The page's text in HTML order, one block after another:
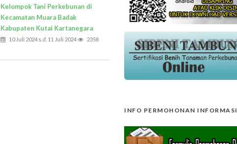
Kelompok Tani Perkebunan di
Kecamatan Muara Badak
Kabupaten Kutai Kartanegara
10 Juli 2024 s.d. 11 Juli 2024 2358
INFO PERMOHONAN INFORMASI